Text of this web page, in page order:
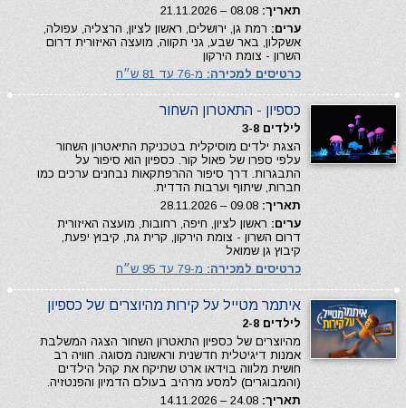
תאריך:
ערים: רמת גן, ירושלים, ראשון לציון, הרצליה, עפולה,
אשקלון, באר שבע, גני תקווה, מועצה האיזורית דרום
השרון - צומת הירקון
כרטיסים למכירה: מ-76 עד 81 ש״ח
כספיון - התאטרון השחור
לילדים 3-8
הצגת ילדים מוסיקלית בטכניקת התיאטרון השחור
עלפי ספרו של פאול קור. כספיון הוא סיפור על
התבגרות. דרך סיפור ההרפתקאות נבחנים ערכים כמו
חברות, שיתוף וערבות הדדית.
תאריך:
ערים: ראשון לציון, חיפה, רחובות, מועצה האיזורית
דרום השרון - צומת הירקון, קרית גת, קיבוץ יפעת,
קיבוץ גן שמואל
כרטיסים למכירה: מ-79 עד 95 ש״ח
איתמר מטייל על קירות מהיוצרים של כספיון
לילדים 2-8
מהיוצרים של כספיון התאטרון השחור הצגה המשלבת
אמנות דיגיטלית חדשנית וראשונה מסוגה. חוויה רב
חושית מלווה בוידאו ארט שתיקח את קהל הילדים
(והמבוגרים) למסע מרהיב בעולם הדמיון והפנטזיה.
תאריך: